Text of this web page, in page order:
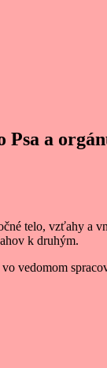
a
telo, vzťahy
k druhým.
vedomom